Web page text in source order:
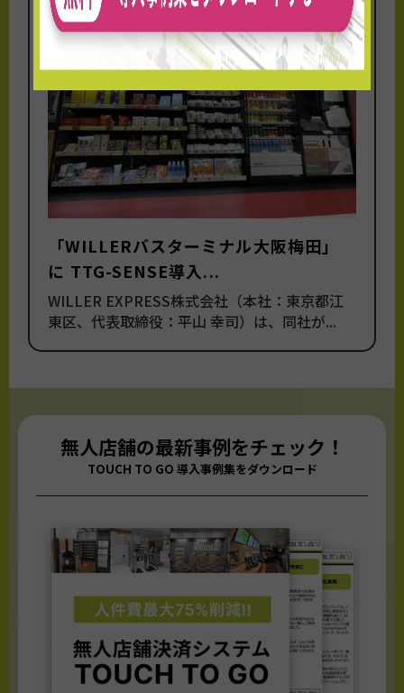
「WILLERバスターミナル大阪梅田」
に TTG-SENSE導入...
WILLER EXPRESS株式会社（本社：東京都江
東区、代表取締役：平山 幸司）は、同社が...
無人店舗の最新事例をチェック！
TOUCH TO GO 導入事例集をダウンロード